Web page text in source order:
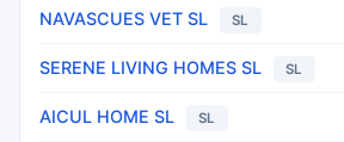
NAVASCUES VET SL SL
SERENE LIVING HOMES SL SL
AICUL HOME SL SL